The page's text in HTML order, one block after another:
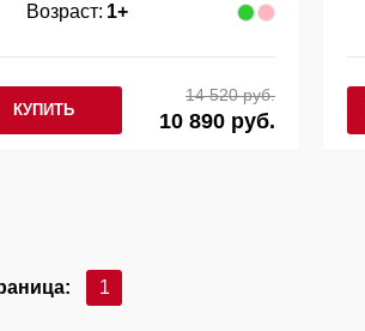
Возраст: 1+
КУПИТЬ
14 520 руб.
10 890 руб.
1